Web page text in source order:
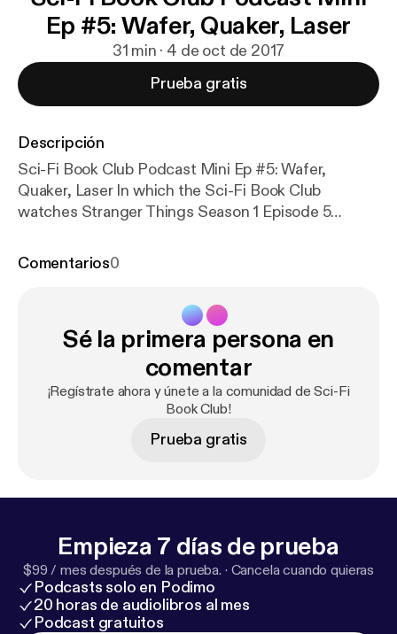
Ep #5: Wafer, Quaker, Laser
31 min · 4 de oct de 2017
Prueba gratis
Descripción
Sci-Fi Book Club Podcast Mini Ep #5: Wafer,
Quaker, Laser In which the Sci-Fi Book Club
watches Stranger Things Season 1 Episode 5
new high score in his Prediction Corner; Brent
Comentarios0
Sé la primera persona en
comentar
¡Regístrate ahora y únete a la comunidad de Sci-Fi
Book Club!
Prueba gratis
Empieza 7 días de prueba
$99 / mes después de la prueba. · Cancela cuando quieras
Podcasts solo en Podimo
20 horas de audiolibros al mes
Podcast gratuitos